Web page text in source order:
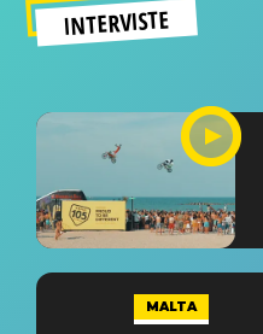
INTERVISTE
MALTA